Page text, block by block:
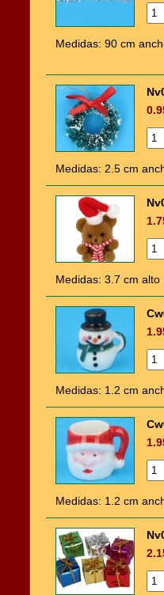
Medidas: 90 cm
Medidas: 2.5 cm
Medidas: 3.7 cm alto
Medidas: 1.2 cm
Medidas: 1.2 cm